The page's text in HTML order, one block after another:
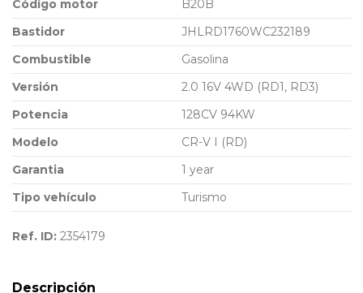
Código motor
B20B
Bastidor
JHLRD1760WC232189
Combustible
Gasolina
Versión
2.0 16V 4WD (RD1, RD3)
Potencia
128CV 94KW
Modelo
CR-V I (RD)
Garantia
1 year
Tipo vehículo
Turismo
Ref. ID: 2354179
Descripción